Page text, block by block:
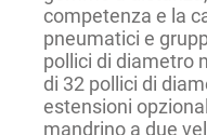
competenza e la
pneumatici e
pollici di diametro
di 32 pollici di
estensioni
mandrino a due